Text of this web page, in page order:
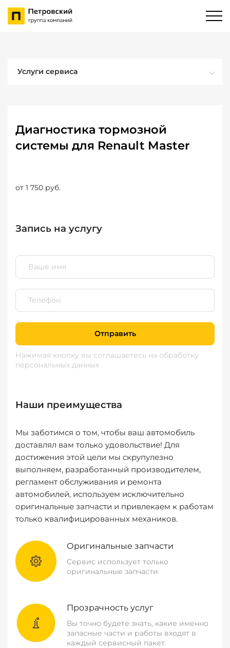
Услуги сервиса
Диагностика тормозной
системы для Renault Master
от 1 750 руб.
Запись на услугу
Отправить
Нажимая кнопку вы соглашаетесь на обработку
персональных данных
Наши преимущества
Мы заботимся о том, чтобы ваш автомобиль
доставлял вам только удовольствие! Для
достижения этой цели мы скрупулезно
выполняем, разработанный производителем,
регламент обслуживания и ремонта
автомобилей, используем исключительно
оригинальные запчасти и привлекаем к работам
только квалифицированных механиков.
Оригинальные запчасти
Сервис использует только
оригинальные запчасти
Прозрачность услуг
Вы точно будете знать, какие именно
запасные части и работы входят в
каждый сервисный пакет.